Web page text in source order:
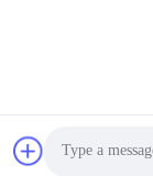
авторского